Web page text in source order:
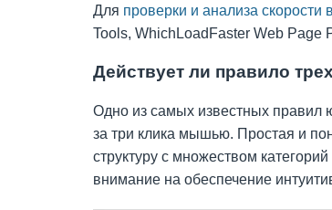
Для проверки и анализа скорости
Tools, WhichLoadFaster Web Page
Действует ли правило
Одно из самых известных правил
за три клика мышью. Простая и
структуру с множеством
внимание на обеспечение